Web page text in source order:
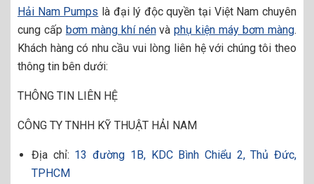
Hải Nam Pumps là đại lý độc quyền tại Việt Nam chuyên
cung cấp bơm màng khí nénvàphụ kiện máy bơm màng.
Khách hàng có nhu cầu vui lòng liên hệ với chúng tôi theo
thông tin bên dưới:
THÔNG TIN LIÊN HỆ
CÔNG TY TNHH KỸ THUẬT HẢI NAM
Địa chỉ: 13 đường 1B, KDC Bình Chiểu 2, Thủ Đức,
TPHCM